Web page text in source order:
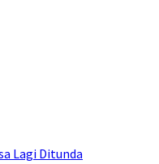
Lagi Ditunda